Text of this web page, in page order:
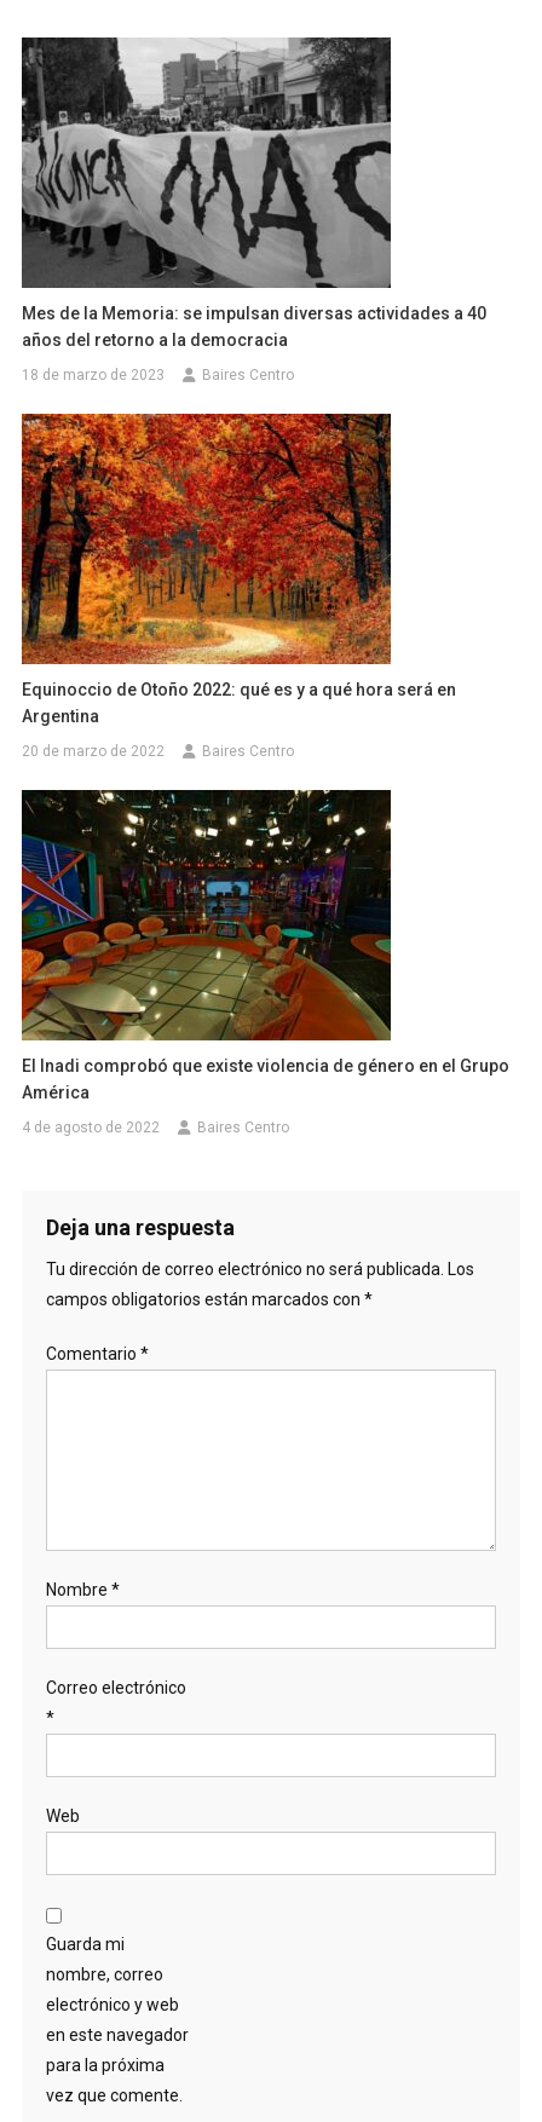
Mes de la Memoria: se impulsan diversas actividades a 40
años del retorno a la democracia
18 de marzo de 2023 Baires Centro
Equinoccio de Otoño 2022: qué es y a qué hora será en
Argentina
20 de marzo de 2022 Baires Centro
El Inadi comprobó que existe violencia de género en el Grupo
América
4 de agosto de 2022 Baires Centro
Deja una respuesta
Tu dirección de correo electrónico no será publicada. Los
campos obligatorios están marcados con *
Comentario *
Nombre *
Correo electrónico
*
Web
Guarda mi
nombre, correo
electrónico y web
en este navegador
para la próxima
vez que comente.